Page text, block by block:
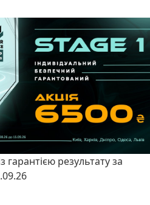
гарантією результату за